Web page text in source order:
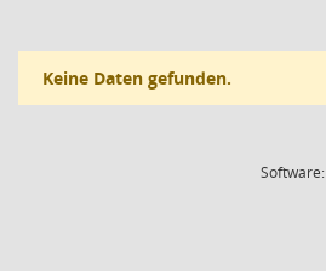
Keine Daten gefunden.
Software: